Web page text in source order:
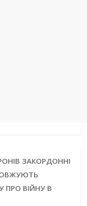
ЗАКОРДОННІ
ПРО ВІЙНУ В